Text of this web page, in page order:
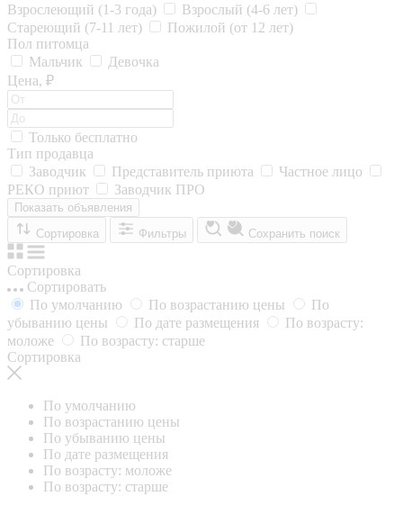
Взрослеющий (1-3 года)
Взрослый (4-6 лет)
Стареющий (7-11 лет)
Пожилой (от 12 лет)
Пол питомца
Мальчик
Девочка
Цена, ₽
Только бесплатно
Тип продавца
Заводчик
Представитель приюта
Частное лицо
РЕКО приют
Заводчик ПРО
Показать объявления
Сортировка
Фильтры Сохранить поиск
Сортировка
Сортировать
По умолчанию
По возрастанию цены
По
убыванию цены
По дате размещения
По возрасту:
моложе
По возрасту: старше
Сортировка
По умолчанию
По возрастанию цены
По убыванию цены
По дате размещения
По возрасту: моложе
По возрасту: старше